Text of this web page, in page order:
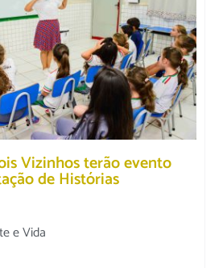
Vizinhos terão evento
de Histórias
e Vida